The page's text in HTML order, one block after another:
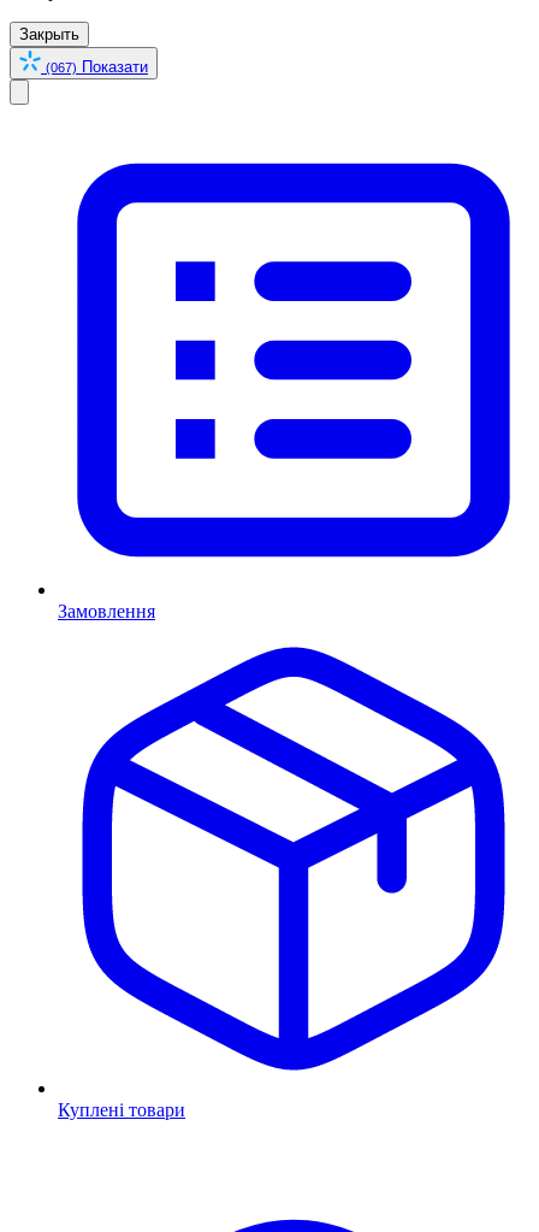
Закрыть
(067) Показати
Замовлення
Куплені товари